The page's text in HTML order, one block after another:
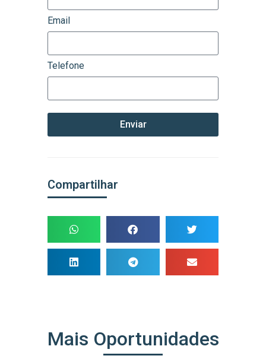
Email
Telefone
Enviar
Compartilhar
Mais Oportunidades